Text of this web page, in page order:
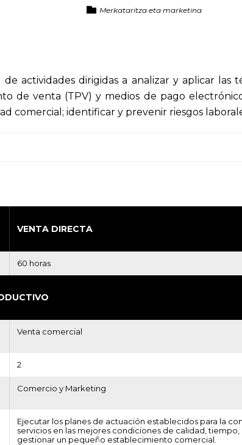
Merkataritza eta marketina
actividades dirigidas a analizar y aplicar
de venta (TPV) y medios de pago
comercial; identificar y prevenir riesgos
VENTA DIRECTA
60 horas
Venta comercial
2
Comercio y Marketing
Ejecutar los planes de actuación establecidos para la
servicios en las mejores condiciones de calidad,
gestionar un pequeño establecimiento comercial.